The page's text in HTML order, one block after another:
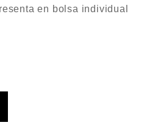
en bolsa individual